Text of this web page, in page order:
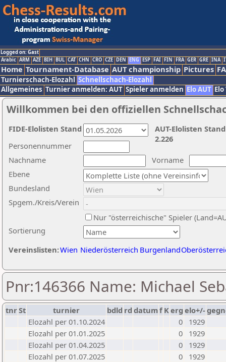
Logged on: Gast
Arabic ARM AZE BIH BUL CAT CHN CRO CZE DEN ENG ESP FAI FIN FRA GER GRE INA
Home Tournament-Database AUT championship Pictures
Turnierschach-Elozahl Schnellschach-Elozahl
Allgemeines Turnier anmelden: AUT Spieler anmelden Elo AUT
Willkommen bei den offiziellen
Nachname
Vorname
Ebene
Sortierung
Personennummer
Bundesland
Spgem./Kreis/Verein
Nur "österreichische" Spieler
Vereinslisten:Wien Niederösterreich Burgenland
AUT-Elolisten
2.226
FIDE-Elolisten Stand
Pnr:146366 Name: Michael
tnrSt turnier bdld rd datumf Kerg elo+/-
Elozahl per 01.10.2024
0
1929
Elozahl per 01.01.2025
0
1929
Elozahl per 01.04.2025
0
1929
Elozahl per 01.07.2025
0
1929